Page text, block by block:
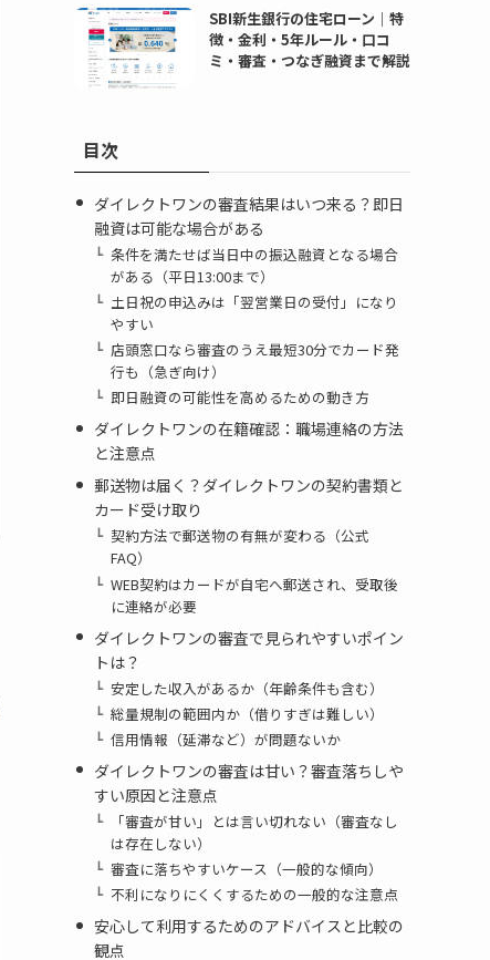
SBI新生銀行の住宅ローン｜特
徴・金利・5年ルール・口コ
ミ・審査・つなぎ融資まで解説
目次
ダイレクトワンの審査結果はいつ来る？即日
融資は可能な場合がある
条件を満たせば当日中の振込融資となる場合
がある（平日13:00まで）
土日祝の申込みは「翌営業日の受付」になり
やすい
店頭窓口なら審査のうえ最短30分でカード発
行も（急ぎ向け）
即日融資の可能性を高めるための動き方
ダイレクトワンの在籍確認：職場連絡の方法
と注意点
郵送物は届く？ダイレクトワンの契約書類と
カード受け取り
契約方法で郵送物の有無が変わる（公式
FAQ）
WEB契約はカードが自宅へ郵送され、受取後
に連絡が必要
ダイレクトワンの審査で見られやすいポイン
トは？
安定した収入があるか（年齢条件も含む）
総量規制の範囲内か（借りすぎは難しい）
信用情報（延滞など）が問題ないか
ダイレクトワンの審査は甘い？審査落ちしや
すい原因と注意点
「審査が甘い」とは言い切れない（審査なし
は存在しない）
審査に落ちやすいケース（一般的な傾向）
不利になりにくくするための一般的な注意点
安心して利用するためのアドバイスと比較の
観点